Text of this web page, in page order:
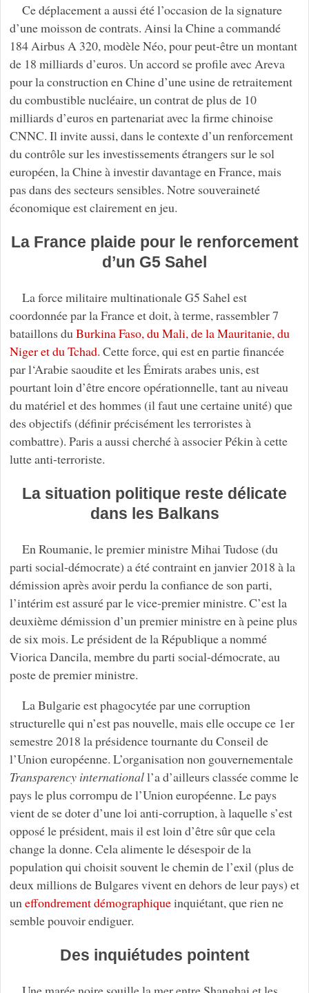
Ce déplacement a aussi été l’occasion de la signature
d’une moisson de contrats. Ainsi la Chine a commandé
184 Airbus A 320, modèle Néo, pour peut-être un montant
de 18 milliards d’euros. Un accord se profile avec Areva
pour la construction en Chine d’une usine de retraitement
du combustible nucléaire, un contrat de plus de 10
milliards d’euros en partenariat avec la firme chinoise
CNNC. Il invite aussi, dans le contexte d’un renforcement
du contrôle sur les investissements étrangers sur le sol
européen, la Chine à investir davantage en France, mais
pas dans des secteurs sensibles. Notre souveraineté
économique est clairement en jeu.
La France plaide pour le renforcement
d’un G5 Sahel
La force militaire multinationale G5 Sahel est
coordonnée par la France et doit, à terme, rassembler 7
bataillons du Burkina Faso, du Mali, de la Mauritanie, du
Niger et du Tchad. Cette force, qui est en partie financée
par l‘Arabie saoudite et les Émirats arabes unis, est
pourtant loin d’être encore opérationnelle, tant au niveau
du matériel et des hommes (il faut une certaine unité) que
des objectifs (définir précisément les terroristes à
combattre). Paris a aussi cherché à associer Pékin à cette
lutte anti-terroriste.
La situation politique reste délicate
dans les Balkans
En Roumanie, le premier ministre Mihai Tudose (du
parti social-démocrate) a été contraint en janvier 2018 à la
démission après avoir perdu la confiance de son parti,
l’intérim est assuré par le vice-premier ministre. C’est la
deuxième démission d’un premier ministre en à peine plus
de six mois. Le président de la République a nommé
Viorica Dancila, membre du parti social-démocrate, au
poste de premier ministre.
La Bulgarie est phagocytée par une corruption
structurelle qui n’est pas nouvelle, mais elle occupe ce 1er
semestre 2018 la présidence tournante du Conseil de
l’Union européenne. L’organisation non gouvernementale
Transparency internationall’a d’ailleurs classée comme le
pays le plus corrompu de l’Union européenne. Le pays
vient de se doter d’une loi anti-corruption, à laquelle s’est
opposé le président, mais il est loin d’être sûr que cela
change la donne. Cela alimente le désespoir de la
population qui choisit souvent le chemin de l’exil (plus de
deux millions de Bulgares vivent en dehors de leur pays) et
un effondrement démographiqueinquiétant, que rien ne
semble pouvoir endiguer.
Des inquiétudes pointent